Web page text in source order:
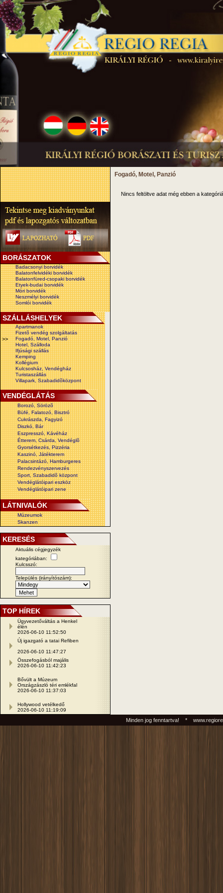
BORÁSZATOK
Badacsonyi borvidék
Balatonfelvidéki borvidék
Balatonfüred-csopaki borvidék
Etyek-budai borvidék
Móri borvidék
Neszmélyi borvidék
Somlói borvidék
SZÁLLÁSHELYEK
Apartmanok
Fizetõ vendég szolgáltatás
>>
Fogadó, Motel, Panzió
Hotel, Szálloda
Ifjúsági szállás
Kemping
Kollégium
Kulcsosház, Vendégház
Turistaszállás
Villapark, Szabadidõközpont
VENDÉGLÁTÁS
Borozó, Sörözõ
Büfé, Falatozó, Bisztró
Cukrászda, Fagyizó
Diszkó, Bár
Eszpresszó, Kávéház
Étterem, Csárda, Vendéglõ
Gyorsétkezés, Pizzéria
Kaszinó, Játékterem
Palacsintázó, Hamburgeres
Rendezvényszervezés
Sport, Szabadidõ központ
Vendéglátóipari eszköz
Vendéglátóipari zene
LÁTNIVALÓK
Múzeumok
Skanzen
KERESÉS
Aktuális cégjegyzék
kategóriában:
Kulcsszó:
Település (irányítószám):
TOP HÍREK
Ügyvezetőváltás a Henkel
élén
2026-06-10 11:52:50
Új igazgató a tatai Refiben
2026-06-10 11:47:27
Összefogásból majális
2026-06-10 11:42:23
Bővült a Múzeum
Országzászló téri emlékfal
2026-06-10 11:37:03
Hollywood vetélkedő
2026-06-10 11:19:09
Fogadó, Motel, Panzió
Nincs feltöltve adat még ebben a
Minden jog fenntartva! *